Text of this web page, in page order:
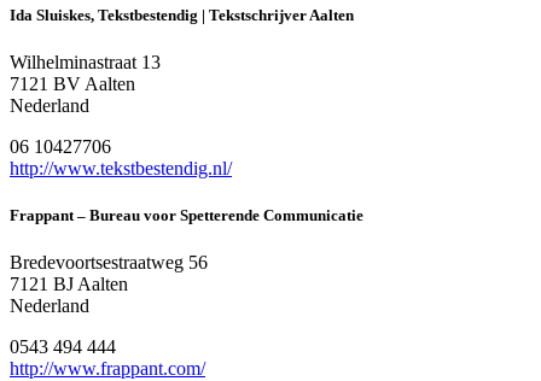
Ida Sluiskes, Tekstbestendig | Tekstschrijver Aalten
Wilhelminastraat 13
7121 BV Aalten
Nederland
06 10427706
http://www.tekstbestendig.nl/
Frappant – Bureau voor Spetterende Communicatie
Bredevoortsestraatweg 56
7121 BJ Aalten
Nederland
0543 494 444
http://www.frappant.com/